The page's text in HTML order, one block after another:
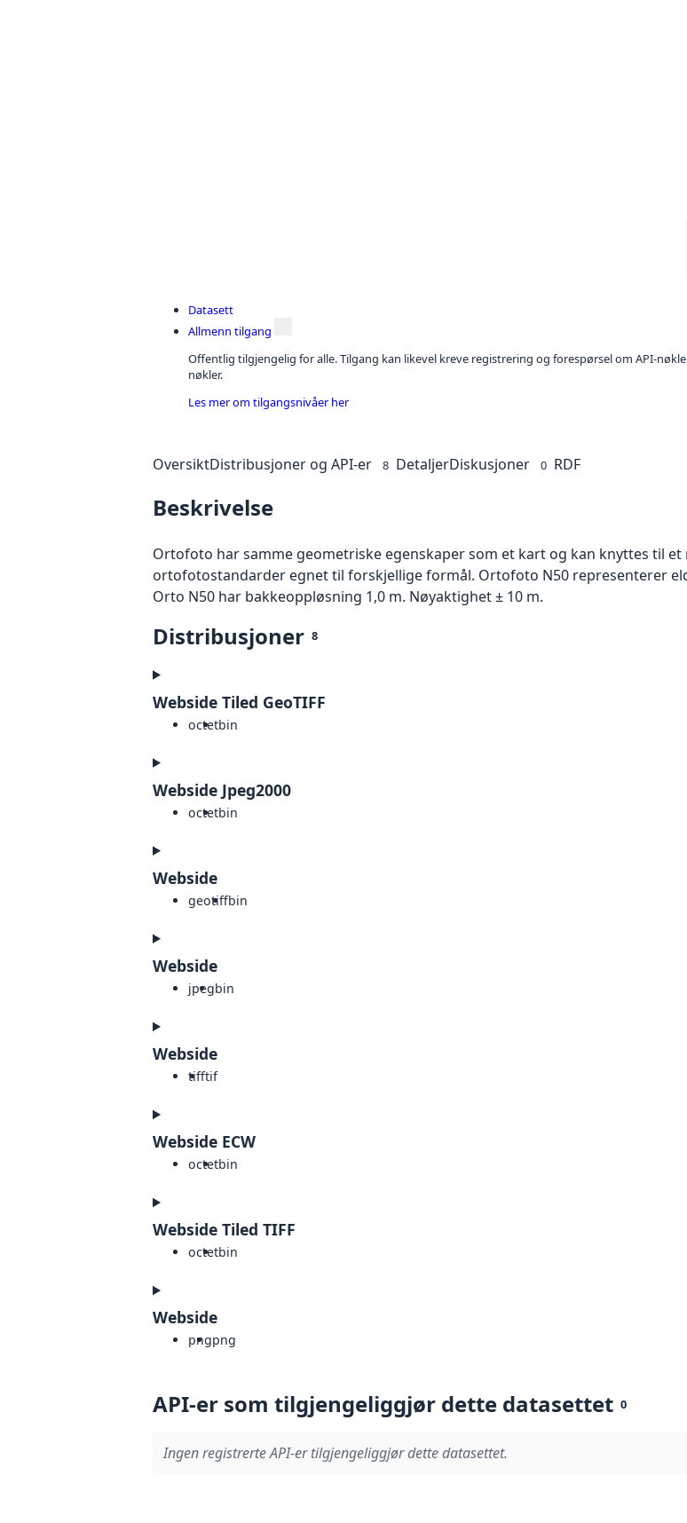
Datasett
Allmenn tilgang
Offentlig tilgjengelig for alle. Tilgang kan likevel kreve registrering og forespørsel om API-
nøkler.
Les mer om tilgangsnivåer her
OversiktDistribusjoner og API-er 8 DetaljerDiskusjoner 0 RDF
Beskrivelse
Ortofoto har samme geometriske egenskaper som et kart og kan knyttes til
ortofotostandarder egnet til forskjellige formål. Ortofoto N50 representerer
Orto N50 har bakkeoppløsning 1,0 m. Nøyaktighet ± 10 m.
Distribusjoner 8
Webside Tiled GeoTIFF
octetbin
Webside Jpeg2000
octetbin
Webside
geotiffbin
Webside
jpegbin
Webside
tifftif
Webside ECW
octetbin
Webside Tiled TIFF
octetbin
Webside
pngpng
API-er som tilgjengeliggjør dette datasettet 0
Ingen registrerte API-er tilgjengeliggjør dette datasettet.